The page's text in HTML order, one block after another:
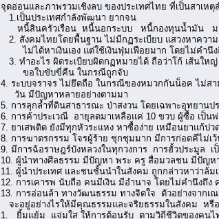
จุดอ่อนและภาพรวมเชิงลบ ของประเทศไทย ที่เป็นสาเห
1.เป็นประเทศกำลังพัฒนา ยากจน
หนี้สินครัวเรือน หนี้นอกระบบ หนี้กองทุนน้ำมัน ม
2. สังคมไทยโดยพื้นฐาน ไม่มีกฏระเบียบ แสวงหาควา
ไม่ได้หาเงินเอง แต่ใช้เงินฟุ่มเฟือยมาก โดยไม่คำนึง
3. ทำอะไร ผิดระเบียบผิดกฏหมายได้ ถือว่าโก้ เส้นให
ขอใบขับขี่คืน ในกรณีถูกจับ
4. ระบบจราจร ไม่ยึดถือ ในกรณีของหมวกกันน็อค ไม่ส
วัน มีปัญหาหลายอย่างตามมา
5. การลุกล้ำที่ดินสาธารณะ ป่าสงวน โดยเฉพาะอุทยาน
6. การค้าประเวณี อายุลดมาเหลือแค่ 10 ขวบ ผู้ซื้อ เป็น
7. ยาเสพติด ยังมีทุกหัวระแหง หาซื้อง่าย เหมือนยาแก้ป
8. การฆาตรกรรม โจรผู้ร้าย ชุกชุมมาก มีการก่อดคีไม่เ
9. มีการฉ้อราษฎร์บังหลวงในทุกวงการ การฮั้วประมูล
10. ผู้นำทางศีลธรรม มีปัญหา พระ ครู สื่อมวลชน มีปัญหา
11. ผู้นำประเทศ และชนชั้นนำในสังคม ถูกกล่าวหาว่าล้ม
12. การเคารพ นับถือ คนมีเงิน มีอำนาจ โดยไม่คำนึงถึง
13. การอ่อนล้า ทางวัฒนธรรม ทางจิตใจ ตัวอย่างจาก
จะอยู่อย่างไรให้มีคุณธรรมและจริยธรรมในสังคม หรื
1. ยิ้มแย้ม แจ่มใส ให้การต้อนรับ ตามวิถีชีวิตของคนไ